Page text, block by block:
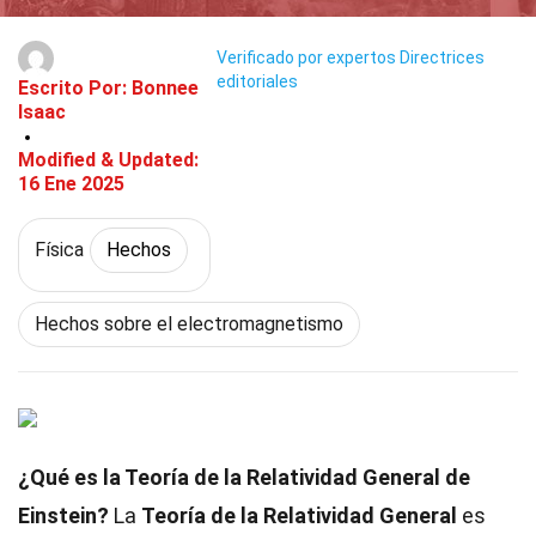
Escrito Por: Bonnee
Isaac
Modified & Updated:
16 Ene 2025
Verificado por expertos Directrices
editoriales
Física Hechos
Hechos sobre el electromagnetismo
¿Qué es la Teoría de la Relatividad General de
Einstein? La Teoría de la Relatividad General es